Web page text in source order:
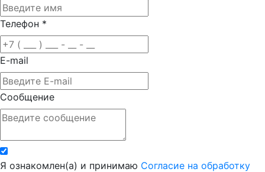
Телефон *
E-mail
Сообщение
Я ознакомлен(а) и принимаю Согласие на обработку